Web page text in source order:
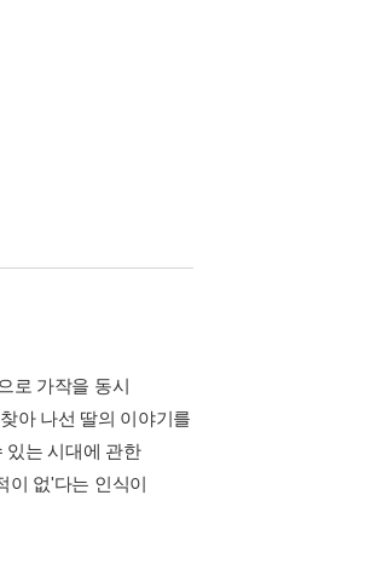
로 가작을 동시
아 나선 딸의 이야기를
있는 시대에 관한
이 없'다는 인식이